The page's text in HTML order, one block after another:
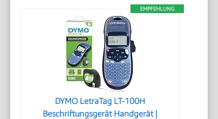
EMPFEHLUNG
DYMO LetraTag LT-100H
Beschriftungsgerät Handgerät |